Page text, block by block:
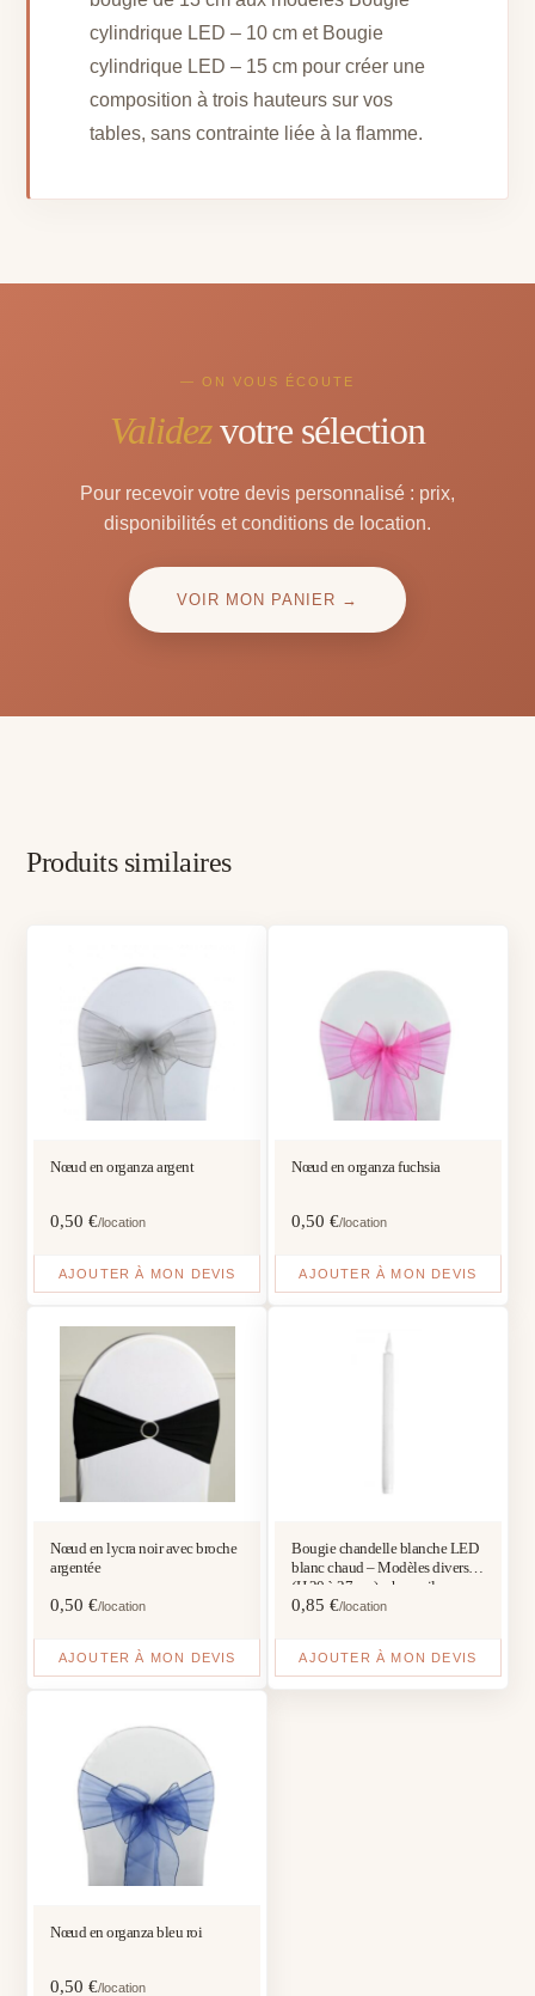
cylindrique LED – 10 cm et Bougie
cylindrique LED – 15 cm pour créer une
composition à trois hauteurs sur vos
tables, sans contrainte liée à la flamme.
— ON VOUS ÉCOUTE
Validezvotre sélection
Pour recevoir votre devis personnalisé : prix,
disponibilités et conditions de location.
VOIR MON PANIER →
Produits similaires
Nœud en organza argent
0,50€/location
AJOUTER À MON DEVIS
Nœud en organza fuchsia
0,50 €/location
AJOUTER À MON DEVIS
Nœud en lycra noir avec broche
argentée
0,50€/location
AJOUTER À MON DEVIS
Bougie chandelle blanche LED
blanc chaud – Modèles divers
(H 20 à 27 cm) – hors piles
0,85 €/location
AJOUTER À MON DEVIS
Nœud en organza bleu roi
0,50€/location